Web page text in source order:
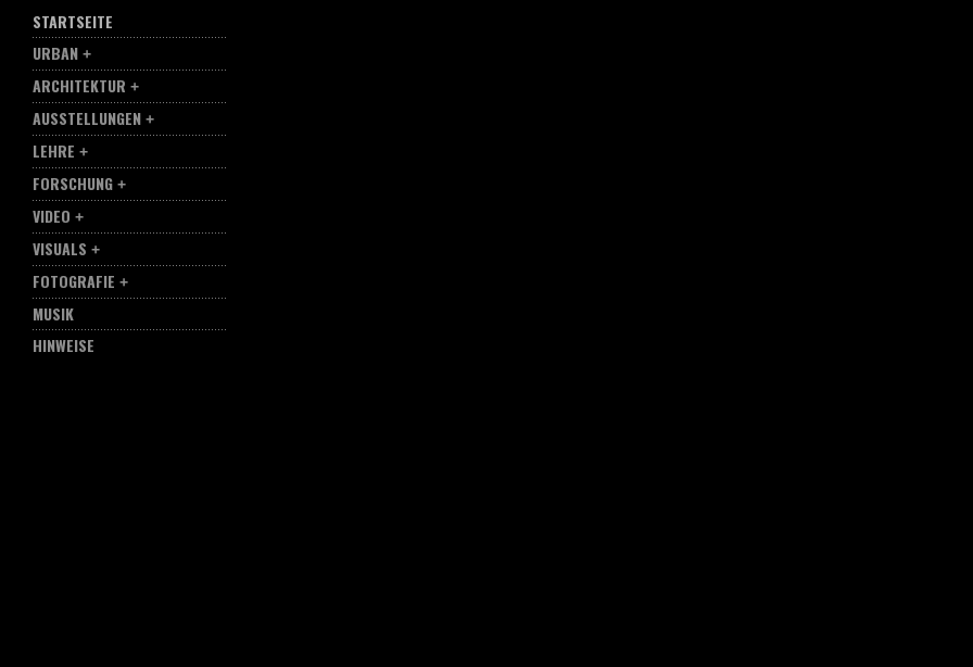
STARTSEITE
URBAN
ARCHITEKTUR
AUSSTELLUNGEN
LEHRE
FORSCHUNG
VIDEO
VISUALS
FOTOGRAFIE
MUSIK
HINWEISE